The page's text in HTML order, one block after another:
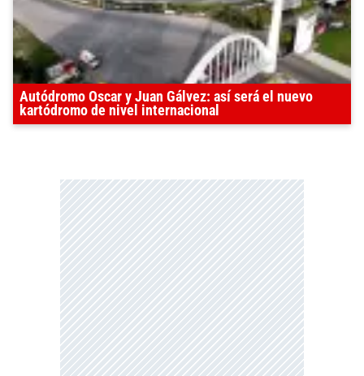
Autódromo Oscar y Juan Gálvez: así será el nuevo
kartódromo de nivel internacional